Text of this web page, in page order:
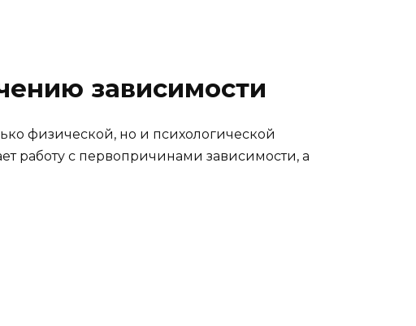
зависимости
физической, но и психологической
работу с первопричинами зависимости, а